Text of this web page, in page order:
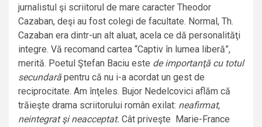
jurnalistul şi scriitorul de mare caracter Theodor
Cazaban, deşi au fost colegi de facultate. Normal, Th.
Cazaban era dintr-un alt aluat, acela ce dă personalităţi
integre. Vă recomand cartea “Captiv în lumea liberă”,
merită. Poetul Ştefan Baciu este de importanţă cu totul
secundarăpentru că nu i-a acordat un gest de
reciprocitate. Am înţeles. Bujor Nedelcovici aflăm că
trăieşte drama scriitorului român exilat: neafirmat,
neintegrat şi neacceptat. Cât priveşte Marie-France